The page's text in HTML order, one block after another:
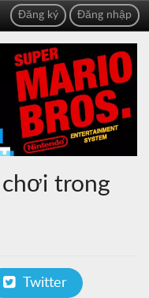
Đăng nhập
Đăng ký
trong
Twitter